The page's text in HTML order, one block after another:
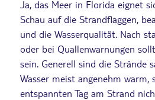
Ja, das Meer in Florida eignet
Schau auf die Strandflaggen,
und die Wasserqualität. Nach
oder bei Quallenwarnungen
sein. Generell sind die Strände
Wasser meist angenehm warm,
entspannten Tag am Strand